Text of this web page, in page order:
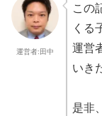
運営者:田中
この
くる
運営
いき
是非